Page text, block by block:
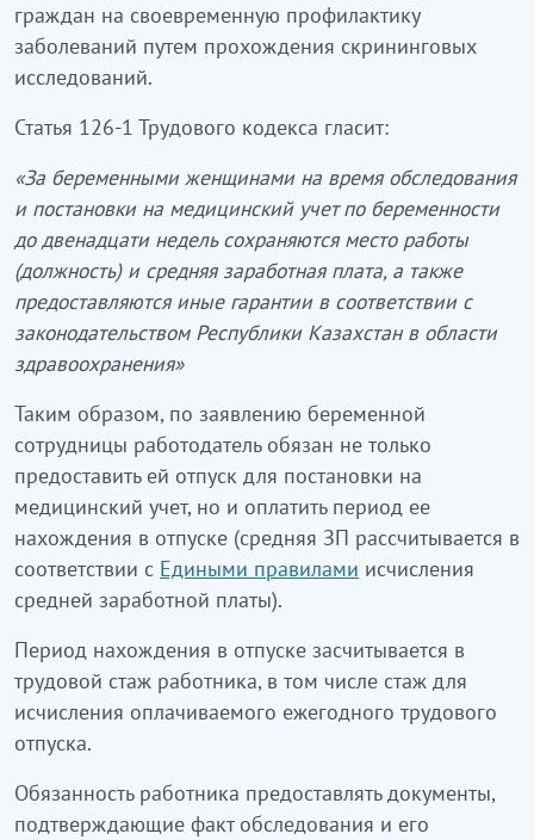
граждан на своевременную профилактику
заболеваний путем прохождения скрининговых
исследований.
Статья 126-1 Трудового кодекса гласит:
«За беременными женщинами на время обследования
и постановки на медицинский учет по беременности
до двенадцати недель сохраняются место работы
(должность) и средняя заработная плата, а также
предоставляются иные гарантии в соответствии с
законодательством Республики Казахстан в области
здравоохранения»
Таким образом, по заявлению беременной
сотрудницы работодатель обязан не только
предоставить ей отпуск для постановки на
медицинский учет, но и оплатить период ее
нахождения в отпуске (средняя ЗП рассчитывается в
соответствии с Едиными правилами исчисления
средней заработной платы).
Период нахождения в отпуске засчитывается в
трудовой стаж работника, в том числе стаж для
исчисления оплачиваемого ежегодного трудового
отпуска.
Обязанность работника предоставлять документы,
подтверждающие факт обследования и его